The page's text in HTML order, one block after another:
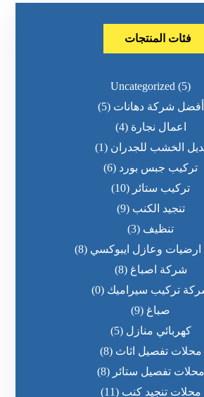
فئات المنتجات
Uncategorized (5)
أفضل شركة دهانات (5)
اعمال نجارة (4)
الخشب للجدران (1)
تركيب جبس بورد (6)
تركيب ستائر (10)
تنجيد الكنب (9)
تنظيف (3)
ارضيات وعازل ايبوكسي (8)
شركة اصباغ (8)
تركيب سيراميك (0)
صباغ (9)
كهربائي منازل (5)
محلات تفصيل اثاث (8)
محلات تفصيل ستائر (8)
محلات تنجيد كنب (11)